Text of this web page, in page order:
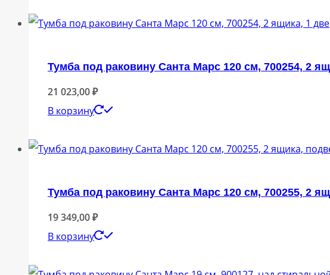
Тумба под раковину Санта Марс 120 см, 700254, 2
21 023,00₽
В корзину
Тумба под раковину Санта Марс 120 см, 700255, 2
19 349,00₽
В корзину